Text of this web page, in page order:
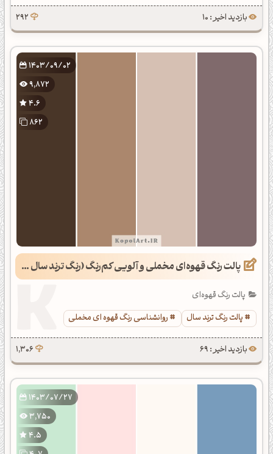
بازدید اخیر : 10 292
1403/09/02
9,872
4.6
862
پالت رنگ قهوه‌ای مخملی و آلویی کم‌رنگ (رنگ ترند سال 2025)
پالت رنگ قهوه‌ای
پالت رنگ ترند سال
روانشناسی رنگ قهوه ای مخملی
بازدید اخیر : 69 1,306
1403/07/27
3,750
4.5